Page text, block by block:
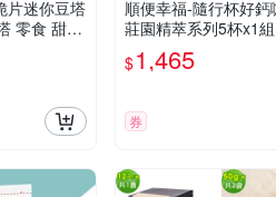
片迷你豆塔
零食 甜
順便幸福-隨行杯好鈣
莊園精萃系列5杯x1
冷萃 咖啡杯)
$1,465
券